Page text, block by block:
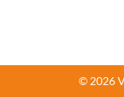
© 2026